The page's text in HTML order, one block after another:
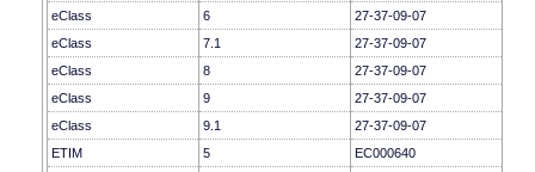
eClass
6
27-37-09-07
eClass
7.1
27-37-09-07
eClass
8
27-37-09-07
eClass
9
27-37-09-07
eClass
9.1
27-37-09-07
ETIM
5
EC000640